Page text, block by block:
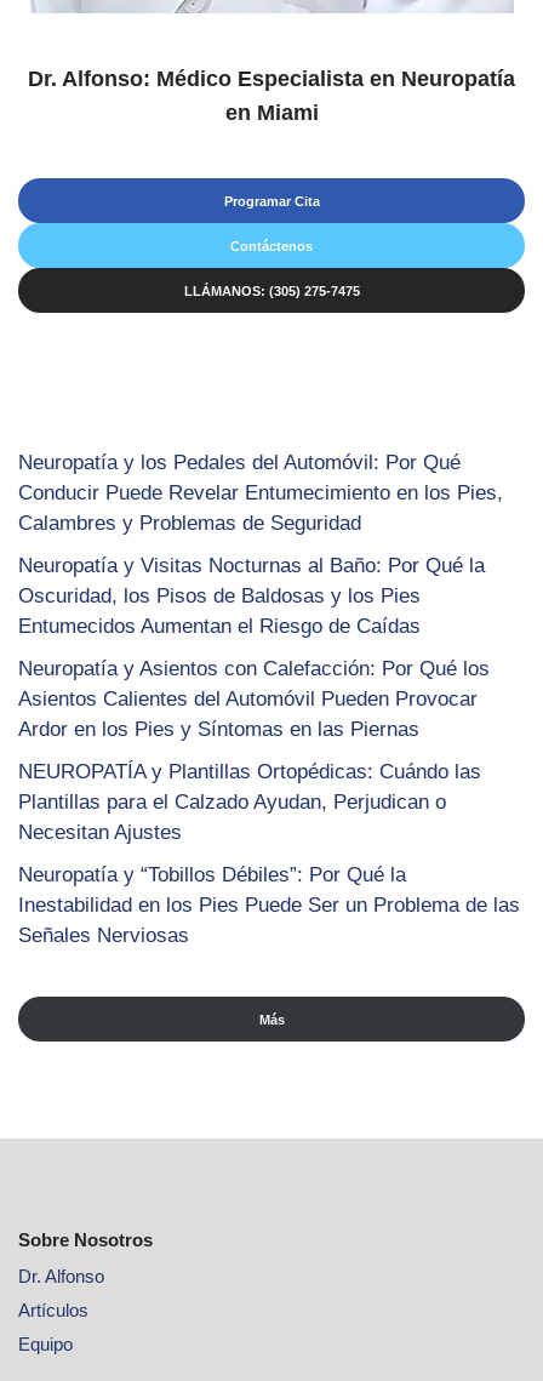
Dr. Alfonso: Médico Especialista en Neuropatía
en Miami
Programar Cita
Contáctenos
LLÁMANOS: (305) 275-7475
Neuropatía y los Pedales del Automóvil: Por Qué
Conducir Puede Revelar Entumecimiento en los Pies,
Calambres y Problemas de Seguridad
Neuropatía y Visitas Nocturnas al Baño: Por Qué la
Oscuridad, los Pisos de Baldosas y los Pies
Entumecidos Aumentan el Riesgo de Caídas
Neuropatía y Asientos con Calefacción: Por Qué los
Asientos Calientes del Automóvil Pueden Provocar
Ardor en los Pies y Síntomas en las Piernas
NEUROPATÍA y Plantillas Ortopédicas: Cuándo las
Plantillas para el Calzado Ayudan, Perjudican o
Necesitan Ajustes
Neuropatía y “Tobillos Débiles”: Por Qué la
Inestabilidad en los Pies Puede Ser un Problema de las
Señales Nerviosas
Más
Sobre Nosotros
Dr. Alfonso
Artículos
Equipo